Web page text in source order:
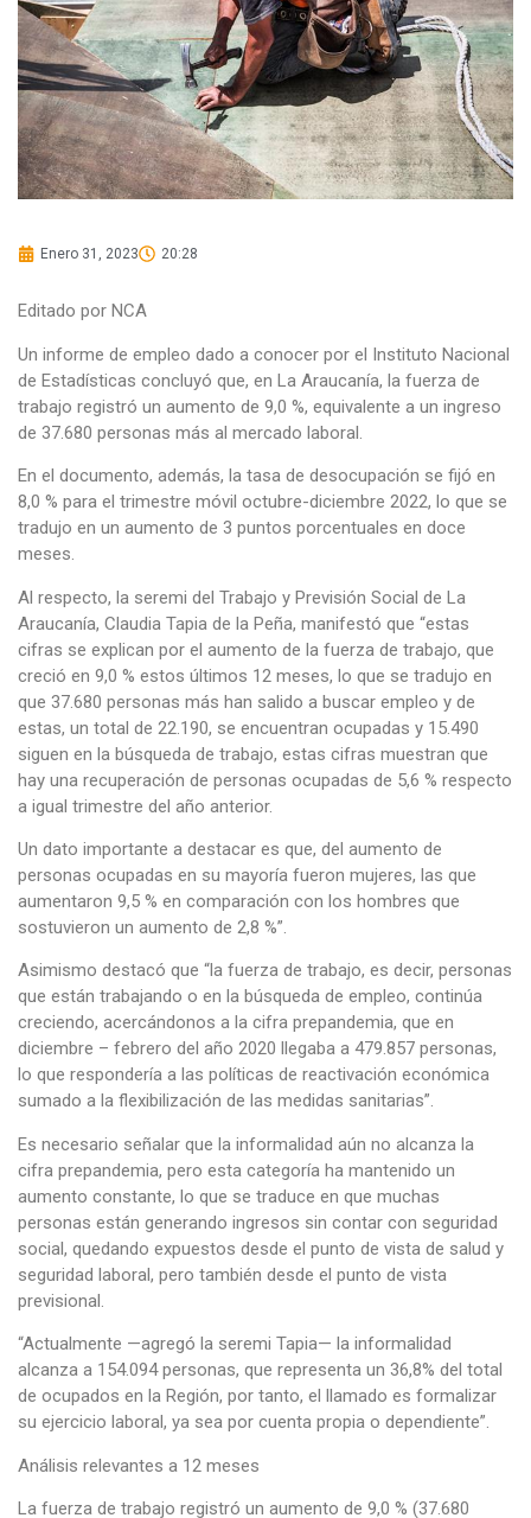
Enero 31, 2023 20:28
Editado por NCA
Un informe de empleo dado a conocer por el Instituto Nacional
de Estadísticas concluyó que, en La Araucanía, la fuerza de
trabajo registró un aumento de 9,0 %, equivalente a un ingreso
de 37.680 personas más al mercado laboral.
En el documento, además, la tasa de desocupación se fijó en
8,0 % para el trimestre móvil octubre-diciembre 2022, lo que se
tradujo en un aumento de 3 puntos porcentuales en doce
meses.
Al respecto, la seremi del Trabajo y Previsión Social de La
Araucanía, Claudia Tapia de la Peña, manifestó que “estas
cifras se explican por el aumento de la fuerza de trabajo, que
creció en 9,0 % estos últimos 12 meses, lo que se tradujo en
que 37.680 personas más han salido a buscar empleo y de
estas, un total de 22.190, se encuentran ocupadas y 15.490
siguen en la búsqueda de trabajo, estas cifras muestran que
hay una recuperación de personas ocupadas de 5,6 % respecto
a igual trimestre del año anterior.
Un dato importante a destacar es que, del aumento de
personas ocupadas en su mayoría fueron mujeres, las que
aumentaron 9,5 % en comparación con los hombres que
sostuvieron un aumento de 2,8 %”.
Asimismo destacó que “la fuerza de trabajo, es decir, personas
que están trabajando o en la búsqueda de empleo, continúa
creciendo, acercándonos a la cifra prepandemia, que en
diciembre – febrero del año 2020 llegaba a 479.857 personas,
lo que respondería a las políticas de reactivación económica
sumado a la flexibilización de las medidas sanitarias”.
Es necesario señalar que la informalidad aún no alcanza la
cifra prepandemia, pero esta categoría ha mantenido un
aumento constante, lo que se traduce en que muchas
personas están generando ingresos sin contar con seguridad
social, quedando expuestos desde el punto de vista de salud y
seguridad laboral, pero también desde el punto de vista
previsional.
“Actualmente —agregó la seremi Tapia— la informalidad
alcanza a 154.094 personas, que representa un 36,8% del total
de ocupados en la Región, por tanto, el llamado es formalizar
su ejercicio laboral, ya sea por cuenta propia o dependiente”.
Análisis relevantes a 12 meses
La fuerza de trabajo registró un aumento de 9,0 % (37.680